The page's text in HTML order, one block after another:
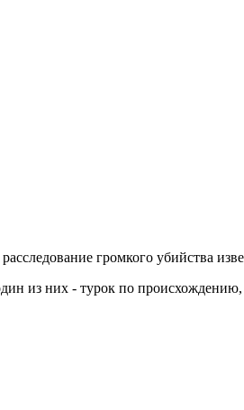
громкого убийства
из них - турок по